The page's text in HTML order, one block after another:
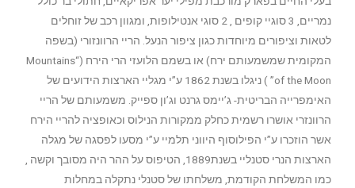
נמריים, 3 סוגיי קופים , 2 סוגי אנטילופות, ומגוון רכב של זוחלים
לטאות וציפורים מיוחדות כגון ציפור הנעל. הריי הרוונזורי (בשפה
המקומית שמשמעותם ירח) או בשמם הלועזי הרי הירח (“Mountains
of the Moon” ) ניגלו בשנת 1862 ע”י מגליי הארצות הידועים של
האימפרייה הבריטית- ג’יימס גרנט וג’ון ספייק. משמעותם של הריי
הרוונזרי אושרו רשמית כחלק ממקורות הנילוס וכאופציה להריי הירח
אשר הוזכרו ע”י הפילוסוף היווני תלמיי ע”י מסעו לפסגה של מגלה
הארצות הנרי סטנליי בשנת1889, הטיפוס על ההר היה מסובך וקשה ,
כמו המשלחת הקודמת, משלחתו של סטנלי נתקלה במחלות